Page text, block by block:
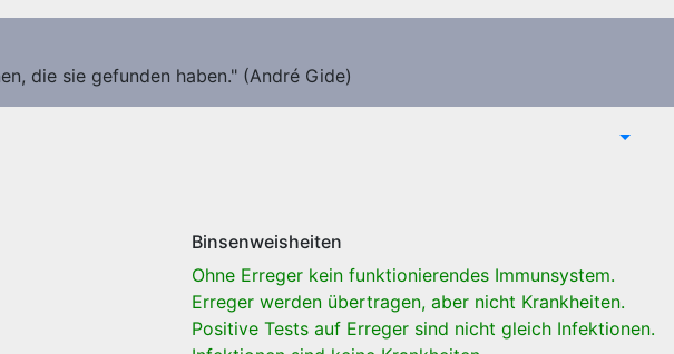
die sie gefunden haben." (André Gide)
Binsenweisheiten
Ohne Erreger kein funktionierendes Immunsystem.
Erreger werden übertragen, aber nicht Krankheiten.
Positive Tests auf Erreger sind nicht gleich Infektionen.